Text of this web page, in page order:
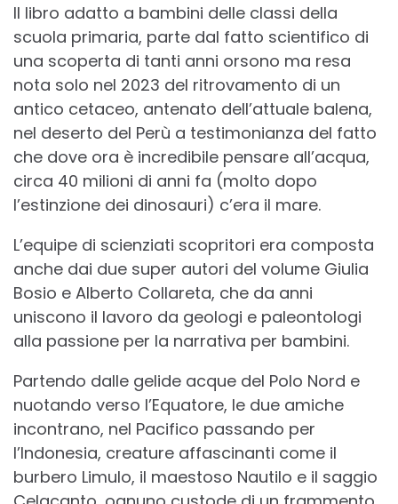
Il libro adatto a bambini delle classi della
scuola primaria, parte dal fatto scientifico di
una scoperta di tanti anni orsono ma resa
nota solo nel 2023 del ritrovamento di un
antico cetaceo, antenato dell’attuale balena,
nel deserto del Perù a testimonianza del fatto
che dove ora è incredibile pensare all’acqua,
circa 40 milioni di anni fa (molto dopo
l’estinzione dei dinosauri) c’era il mare.
L’equipe di scienziati scopritori era composta
anche dai due super autori del volume Giulia
Bosio e Alberto Collareta, che da anni
uniscono il lavoro da geologi e paleontologi
alla passione per la narrativa per bambini.
Partendo dalle gelide acque del Polo Nord e
nuotando verso l’Equatore, le due amiche
incontrano, nel Pacifico passando per
l’Indonesia, creature affascinanti come il
burbero Limulo, il maestoso Nautilo e il saggio